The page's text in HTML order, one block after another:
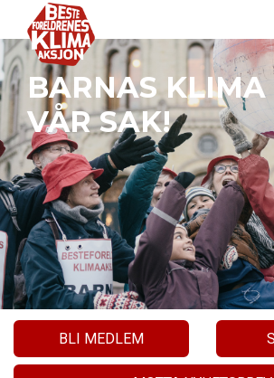
BARNAS KLIMA
VÅR SAK!
BLI MEDLEM